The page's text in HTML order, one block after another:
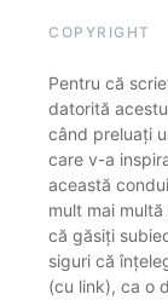
COPYRIGHT
Pentru că
datorită
când preluați
care v-a
această
mult mai
că găsiți
siguri că
(cu link), ca o